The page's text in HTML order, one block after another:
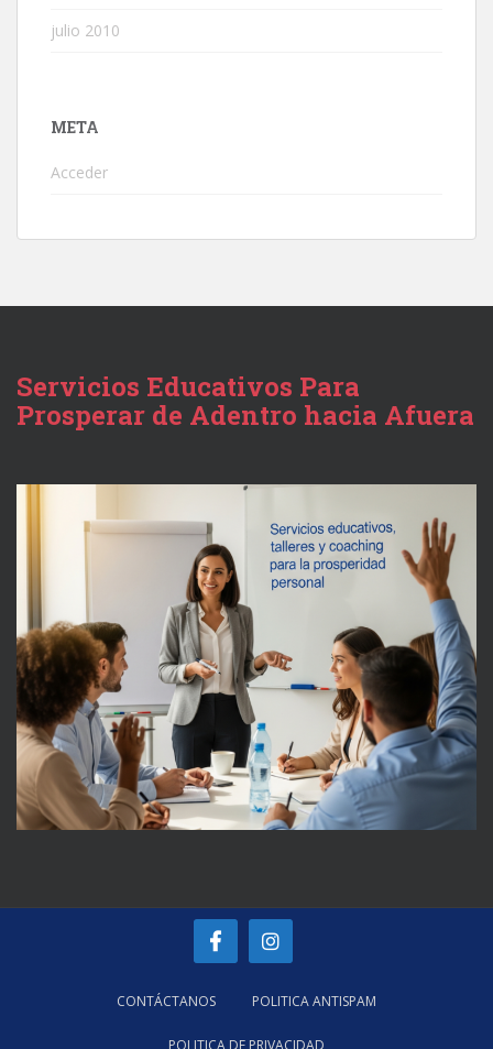
julio 2010
META
Acceder
Servicios Educativos Para
Prosperar de Adentro hacia Afuera
CONTÁCTANOS POLITICA ANTISPAM
POLITICA DE PRIVACIDAD